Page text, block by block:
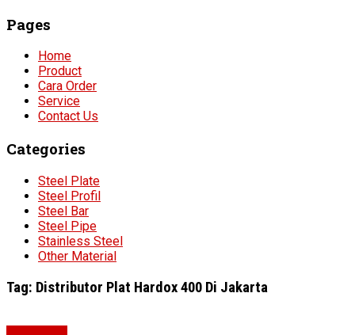
Pages
Home
Product
Cara Order
Service
Contact Us
Categories
Steel Plate
Steel Profil
Steel Bar
Steel Pipe
Stainless Steel
Other Material
Tag: Distributor Plat Hardox 400 Di Jakarta